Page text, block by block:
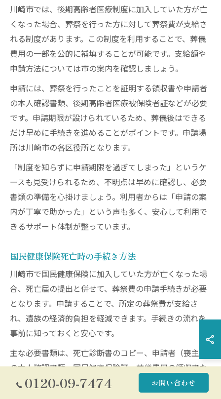
川崎市では、後期高齢者医療制度に加入していた方が亡
くなった場合、葬祭を行った方に対して葬祭費が支給さ
れる制度があります。この制度を利用することで、葬儀
費用の一部を公的に補填することが可能です。支給額や
申請方法については市の案内を確認しましょう。
申請には、葬祭を行ったことを証明する領収書や申請者
の本人確認書類、後期高齢者医療被保険者証などが必要
です。申請期限が設けられているため、葬儀後はできる
だけ早めに手続きを進めることがポイントです。申請場
所は川崎市の各区役所となります。
「制度を知らずに申請期限を過ぎてしまった」というケ
ースも見受けられるため、不明点は早めに確認し、必要
書類の準備を心掛けましょう。利用者からは「申請の案
内が丁寧で助かった」という声も多く、安心して利用で
きるサポート体制が整っています。
国民健康保険死亡時の手続き方法
川崎市で国民健康保険に加入していた方が亡くなった場
合、死亡届の提出と併せて、葬祭費の申請手続きが必要
となります。申請することで、所定の葬祭費が支給さ
れ、遺族の経済的負担を軽減できます。手続きの流れを
事前に知っておくと安心です。
主な必要書類は、死亡診断書のコピー、申請者（喪主）
の本人確認書類、国民健康保険証、葬儀費用の領収書な
どです。申請先はお住まいの区役所の国民健康保険窓口
0120-09-7474 お問い合わせ